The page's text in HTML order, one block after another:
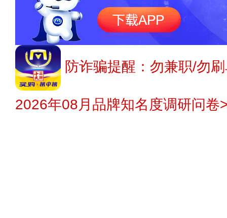
防诈骗提醒：勿兼职/勿
2026年08月品牌知名度调研问卷